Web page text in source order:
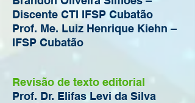
Discente CTI IFSP Cubatão
Prof. Me. Luiz Henrique Kiehn –
IFSP Cubatão
Revisão de texto editorial
Prof. Dr. Elifas Levi da Silva